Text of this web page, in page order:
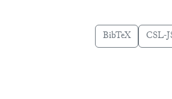
BibTeX CSL-